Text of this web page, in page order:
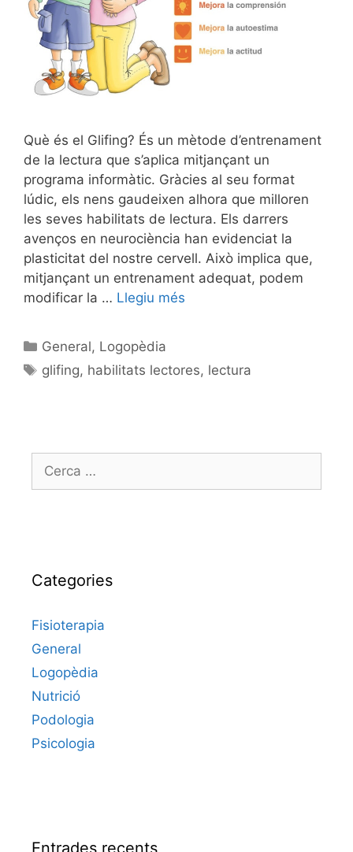
Què és el Glifing? És un mètode d’entrenament
de la lectura que s’aplica mitjançant un
programa informàtic. Gràcies al seu format
lúdic, els nens gaudeixen alhora que milloren
les seves habilitats de lectura. Els darrers
avenços en neurociència han evidenciat la
plasticitat del nostre cervell. Això implica que,
mitjançant un entrenament adequat, podem
modificar la … Llegiu més
General, Logopèdia
glifing, habilitats lectores, lectura
Categories
Fisioterapia
General
Logopèdia
Nutrició
Podologia
Psicologia
Entrades recents